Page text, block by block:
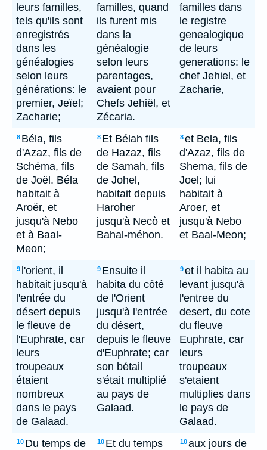
leurs familles,
tels qu'ils sont
enregistrés
dans les
généalogies
selon leurs
générations: le
premier, Jeïel;
Zacharie;
familles, quand
ils furent mis
dans la
généalogie
selon leurs
parentages,
avaient pour
Chefs Jehiël, et
Zécaria.
familles dans
le registre
genealogique
de leurs
generations: le
chef Jehiel, et
Zacharie,
8 Béla, fils
d'Azaz, fils de
Schéma, fils
de Joël. Béla
habitait à
Aroër, et
jusqu'à Nebo
et à Baal-
Meon;
8 Et Bélah fils
de Hazaz, fils
de Samah, fils
de Johel,
habitait depuis
Haroher
jusqu'à Necò et
Bahal-méhon.
8et Bela, fils
d'Azaz, fils de
Shema, fils de
Joel; lui
habitait à
Aroer, et
jusqu'à Nebo
et Baal-Meon;
9 l'orient, il
habitait jusqu'à
l'entrée du
désert depuis
le fleuve de
l'Euphrate, car
leurs
troupeaux
étaient
nombreux
dans le pays
de Galaad.
9 Ensuite il
habita du côté
de l'Orient
jusqu'à l'entrée
du désert,
depuis le fleuve
d'Euphrate; car
son bétail
s'était multiplié
au pays de
Galaad.
9et il habita au
levant jusqu'à
l'entree du
desert, du cote
du fleuve
Euphrate, car
leurs
troupeaux
s'etaient
multiplies dans
le pays de
Galaad.
10 Du temps de
10 Et du temps
10aux jours de